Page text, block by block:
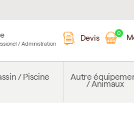
/ Administration
Devis
0
/ Piscine
Autre
/ Animaux